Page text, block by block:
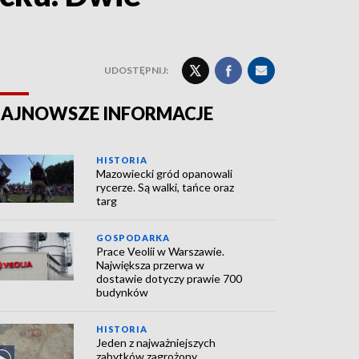
UDOSTĘPNIJ:
INFORMACJE
HISTORIA
Mazowiecki gród opanowali
rycerze. Są walki, tańce oraz
targ
GOSPODARKA
Prace Veolii w Warszawie.
Największa przerwa w
dostawie dotyczy prawie 700
budynków
HISTORIA
Jeden z najważniejszych
zabytków zagrożony.